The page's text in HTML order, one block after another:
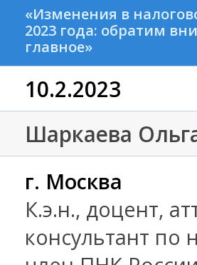
«Изменения в
2023 года: обратим
главное»
10.2.2023
Шаркаева
г. Москва
К.э.н., доцент,
консультант по